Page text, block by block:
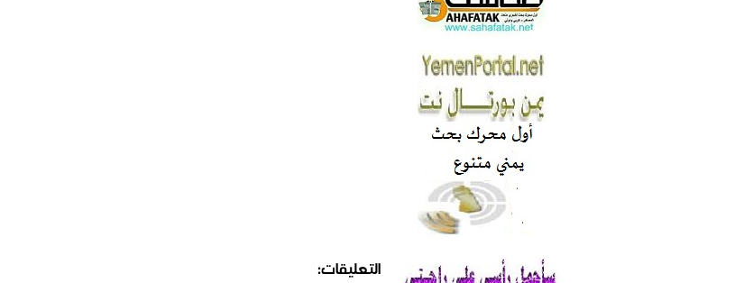
التعليقات: